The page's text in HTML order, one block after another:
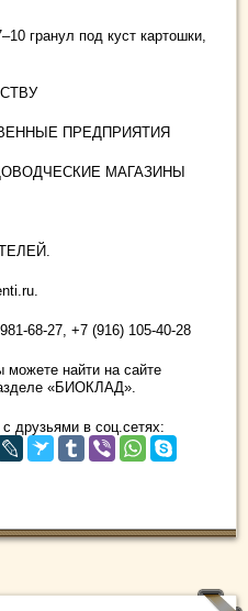
гранул под куст картошки,
ПРЕДПРИЯТИЯ
МАГАЗИНЫ
68-27, +7 (916) 105-40-28
найти на сайте
«БИОКЛАД».
друзьями в соц.сетях: